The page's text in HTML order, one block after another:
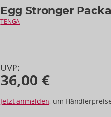
Egg Stronger
TENGA
UVP:
36,00 €
Jetzt anmelden, um